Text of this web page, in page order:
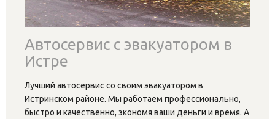
Автосервис с эвакуатором в
Истре
Лучший автосервис со своим эвакуатором в
Истринском районе. Мы работаем профессионально,
быстро и качественно, экономя ваши деньги и время. А